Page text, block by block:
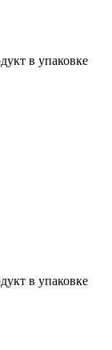
в упаковке
в упаковке